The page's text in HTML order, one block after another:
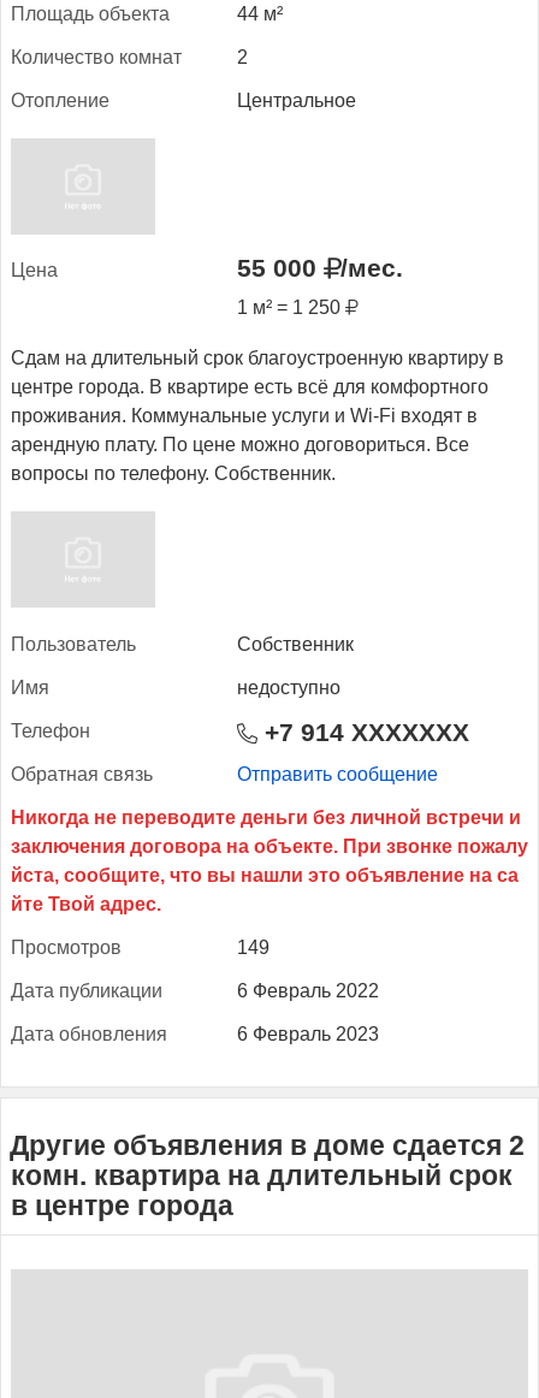
Пло­щадь объ­ек­та 44 м²
Ко­личес­тво ком­нат 2
Отоп­ле­ние Центральное
Це­на 55 000 /мес.
1 м² = 1 250
Сдам на длительный срок благоустроенную квартиру в
центре города. В квартире есть всё для комфортного
проживания. Коммунальные услуги и Wi-Fi входят в
арендную плату. По цене можно договориться. Все
вопросы по телефону. Собственник.
Поль­зо­ватель Собственник
Имя недоступно
Те­лефон +7 914 XXXXXXX
Об­ратная связь Отправить сообщение
Прос­мотров 149
Да­та пуб­ли­кации 6 Февраль 2022
Да­та об­новле­ния 6 Февраль 2023
Другие объявления в доме сдается 2
комн. квартира на длительный срок
в центре города